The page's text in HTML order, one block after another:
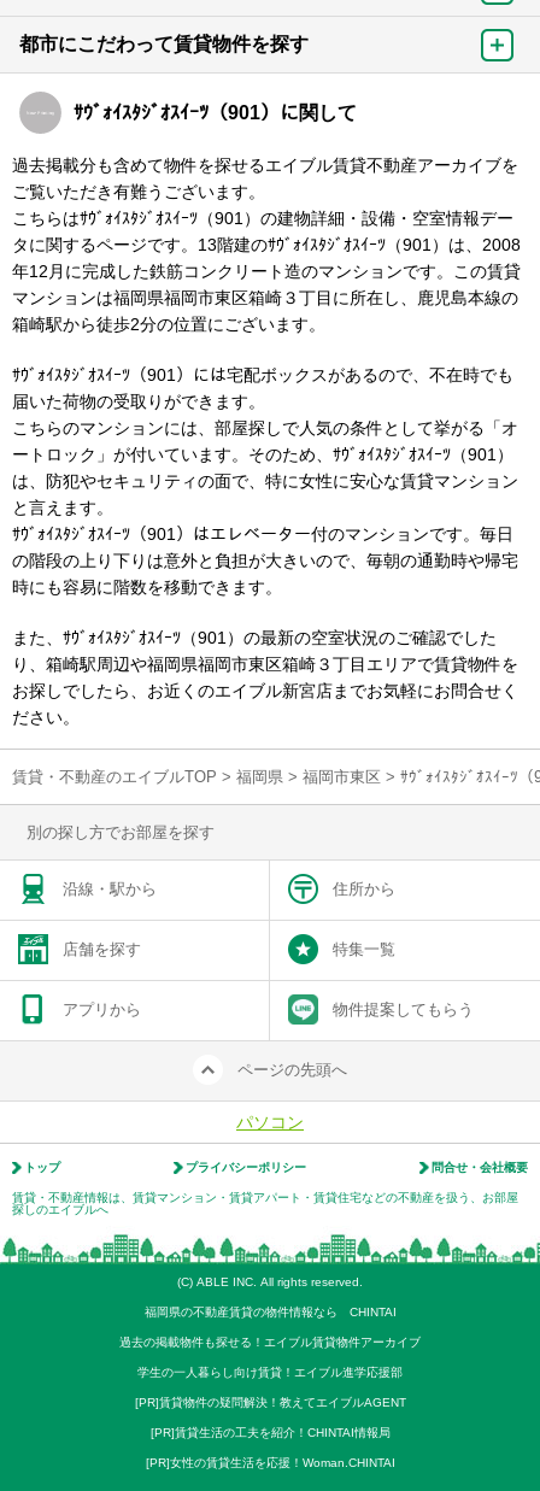
都市にこだわって賃貸物件を探す
ｻｳﾞｫｲｽﾀｼﾞｵｽｲｰﾂ（901）に関して
過去掲載分も含めて物件を探せるエイブル賃貸不動産アーカイブを
ご覧いただき有難うございます。
こちらはｻｳﾞｫｲｽﾀｼﾞｵｽｲｰﾂ（901）の建物詳細・設備・空室情報デー
タに関するページです。13階建のｻｳﾞｫｲｽﾀｼﾞｵｽｲｰﾂ（901）は、2008
年12月に完成した鉄筋コンクリート造のマンションです。この賃貸
マンションは福岡県福岡市東区箱崎３丁目に所在し、鹿児島本線の
箱崎駅から徒歩2分の位置にございます。
ｻｳﾞｫｲｽﾀｼﾞｵｽｲｰﾂ（901）には宅配ボックスがあるので、不在時でも
届いた荷物の受取りができます。
こちらのマンションには、部屋探しで人気の条件として挙がる「オ
ートロック」が付いています。そのため、ｻｳﾞｫｲｽﾀｼﾞｵｽｲｰﾂ（901）
は、防犯やセキュリティの面で、特に女性に安心な賃貸マンション
と言えます。
ｻｳﾞｫｲｽﾀｼﾞｵｽｲｰﾂ（901）はエレベーター付のマンションです。毎日
の階段の上り下りは意外と負担が大きいので、毎朝の通勤時や帰宅
時にも容易に階数を移動できます。
また、ｻｳﾞｫｲｽﾀｼﾞｵｽｲｰﾂ（901）の最新の空室状況のご確認でした
り、箱崎駅周辺や福岡県福岡市東区箱崎３丁目エリアで賃貸物件を
お探しでしたら、お近くのエイブル新宮店までお気軽にお問合せく
ださい。
賃貸・不動産のエイブルTOP > 福岡県 > 福岡市東区 > ｻｳﾞｫｲｽﾀｼﾞｵｽｲｰﾂ
別の探し方でお部屋を探す
沿線・駅から 住所から
店舗を探す 特集一覧
アプリから 物件提案してもらう
ページの先頭へ
パソコン
トップ プライバシーポリシー 問合せ・会社概要
賃貸・不動産情報は、賃貸マンション・賃貸アパート・賃貸住宅などの不動産を扱う、お部屋
探しのエイブルへ
(C) ABLE INC. All rights reserved.
福岡県の不動産賃貸の物件情報なら CHINTAI
過去の掲載物件も探せる！エイブル賃貸物件アーカイブ
学生の一人暮らし向け賃貸！エイブル進学応援部
[PR]賃貸物件の疑問解決！教えてエイブルAGENT
[PR]賃貸生活の工夫を紹介！CHINTAI情報局
[PR]女性の賃貸生活を応援！Woman.CHINTAI